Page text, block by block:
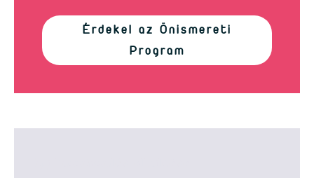
Érdekel az Önismereti
Program